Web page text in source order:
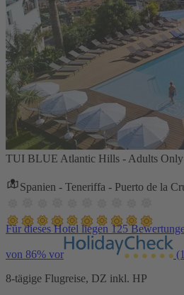
TUI BLUE Atlantic Hills - Adults
Spanien - Teneriffa - Puerto de la
Für dieses Hotel liegen 125
von 86% vor
8-tägige Flugreise, DZ inkl. HP